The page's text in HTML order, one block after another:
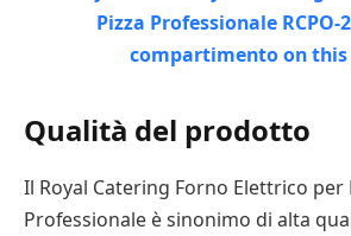
Qualità del prodotto
Il Royal Catering Forno Elettrico per
Professionale è sinonimo di alta